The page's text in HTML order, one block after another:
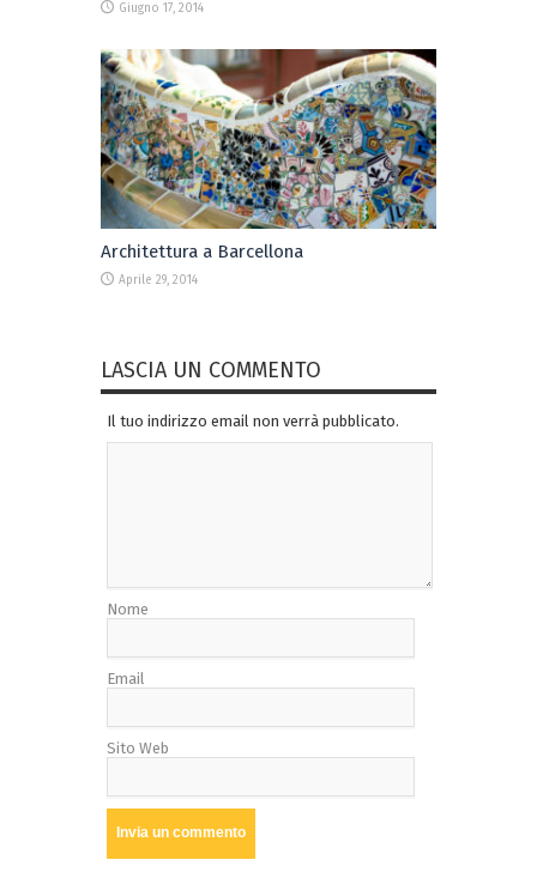
Giugno 17, 2014
Architettura a Barcellona
Aprile 29, 2014
LASCIA UN COMMENTO
Il tuo indirizzo email non verrà pubblicato.
Nome
Email
Sito Web